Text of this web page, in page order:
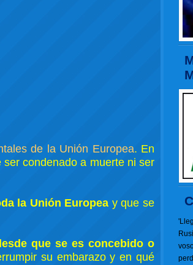
de la Unión Europea. En
condenado a muerte ni ser
la Unión Europea y que se
que se es concebido o
su embarazo y en qué